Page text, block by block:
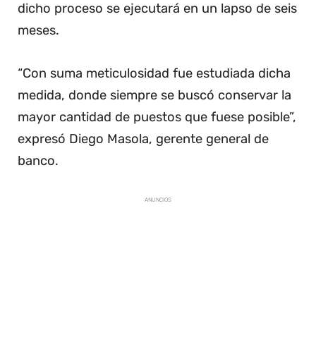
dicho proceso se ejecutará en un lapso de seis
meses.
“Con suma meticulosidad fue estudiada dicha
medida, donde siempre se buscó conservar la
mayor cantidad de puestos que fuese posible”,
expresó Diego Masola, gerente general de
banco.
ANUNCIOS